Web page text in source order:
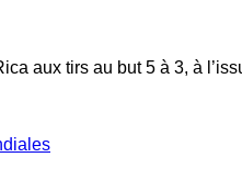
aux tirs au but 5 à 3, à